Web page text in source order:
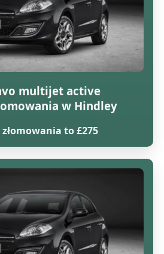
multijet active
w Hindley
to £275